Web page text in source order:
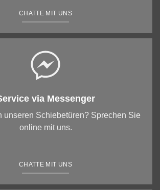
CHATTE MIT UNS
via Messenger
unseren Schiebetüren? Sprechen Sie
online mit uns.
CHATTE MIT UNS